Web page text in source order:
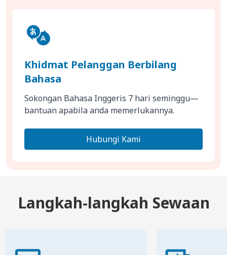
Khidmat Pelanggan Berbilang
Bahasa
Sokongan Bahasa Inggeris 7 hari seminggu—
bantuan apabila anda memerlukannya.
Hubungi Kami
Langkah-langkah Sewaan